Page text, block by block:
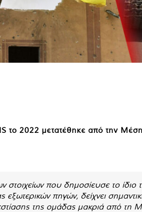
το 2022 μετατέθηκε από την
στοιχείων που δημοσίευσε το ίδιο
εξωτερικών πηγών, δείχνει
της ομάδας μακριά από τη